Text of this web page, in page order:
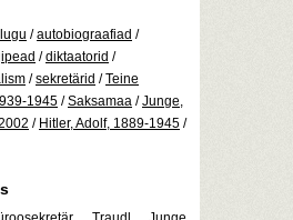
/autobiograafiad /
/diktaatorid /
/sekretärid /Teine
1945 /Saksamaa /Junge,
/ Hitler, Adolf, 1889-1945 /